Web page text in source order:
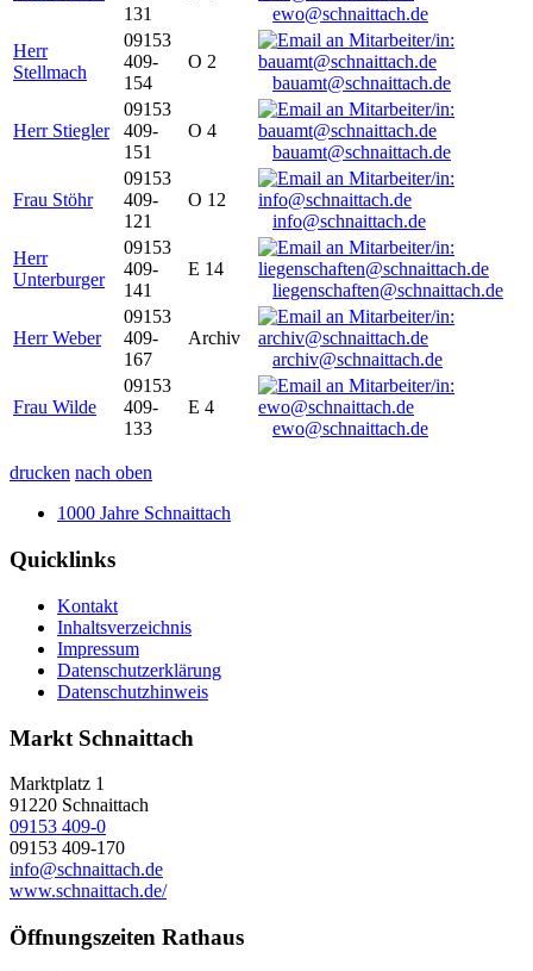
131
ewo@schnaittach.de
Herr
Stellmach
09153
409-
154
O 2
bauamt@schnaittach.de
Herr Stiegler
09153
409-
151
O 4
bauamt@schnaittach.de
Frau Stöhr
09153
409-
121
O 12
info@schnaittach.de
Herr
Unterburger
09153
409-
141
E 14
liegenschaften@schnaittach.de
Herr Weber
09153
409-
167
Archiv
archiv@schnaittach.de
Frau Wilde
09153
409-
133
E 4
ewo@schnaittach.de
drucken nach oben
1000 Jahre Schnaittach
Quicklinks
Kontakt
Inhaltsverzeichnis
Impressum
Datenschutzerklärung
Datenschutzhinweis
Markt Schnaittach
Marktplatz 1
91220 Schnaittach
09153 409-0
09153 409-170
info@schnaittach.de
www.schnaittach.de/
Öffnungszeiten Rathaus